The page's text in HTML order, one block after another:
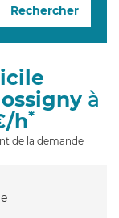
g
i
Rechercher
à
h*
de la demande